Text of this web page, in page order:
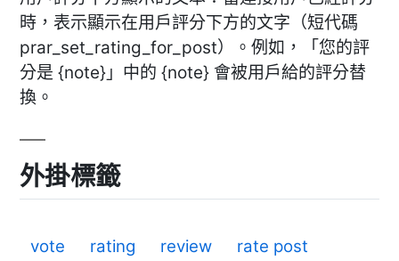
時，表示顯示在用戶評分下方的文字（短代碼
prar_set_rating_for_post）。例如，「您的評
分是 {note}」中的 {note} 會被用戶給的評分替
換。
外掛標籤
vote rating review
rate post